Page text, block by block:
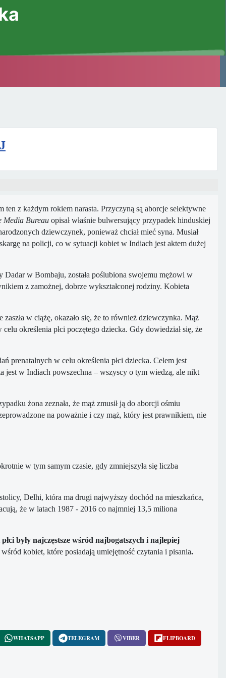
z każdym rokiem narasta. Przyczyną są aborcje selektywne
Media Bureau opisał właśnie bulwersujący przypadek hinduskiej
dziewczynek, ponieważ chciał mieć syna. Musiał
na policji, co w sytuacji kobiet w Indiach jest aktem dużej
Dadar w Bombaju, została poślubiona swojemu mężowi w
z zamożnej, dobrze wykształconej rodziny. Kobieta
w ciążę, okazało się, że to również dziewczynka. Mąż
określenia płci poczętego dziecka. Gdy dowiedział się, że
prenatalnych w celu określenia płci dziecka. Celem jest
jest w Indiach powszechna – wszyscy o tym wiedzą, ale nikt
żona zeznała, że mąż zmusił ją do aborcji ośmiu
na poważnie i czy mąż, który jest prawnikiem, nie
w tym samym czasie, gdy zmniejszyła się liczba
Delhi, która ma drugi najwyższy dochód na mieszkańca,
że w latach 1987 - 2016 co najmniej 13,5 miliona
były najczęstsze wśród najbogatszych i najlepiej
kobiet, które posiadają umiejętność czytania i pisania.
WHATSAPP TELEGRAM VIBER FLIPBOARD